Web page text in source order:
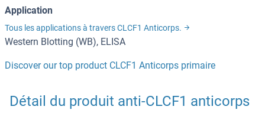
Application
Tous les applications à travers CLCF1 Anticorps.
Western Blotting (WB), ELISA
Discover our top product CLCF1 Anticorps primaire
Détail du produit anti-CLCF1 anticorps